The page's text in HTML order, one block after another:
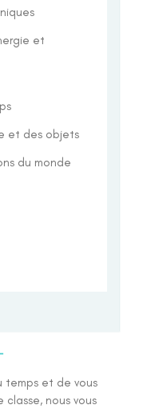
temps et de vous
nous vous
et
et des objets
du monde